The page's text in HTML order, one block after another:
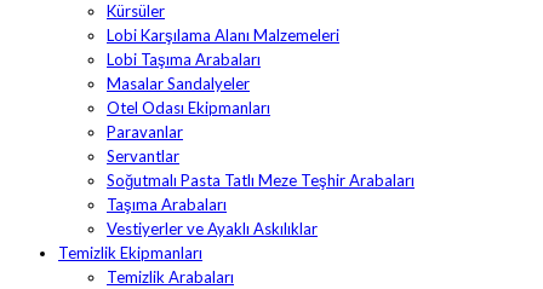
Kürsüler
Lobi Karşılama Alanı Malzemeleri
Lobi Taşıma Arabaları
Masalar Sandalyeler
Otel Odası Ekipmanları
Paravanlar
Servantlar
Soğutmalı Pasta Tatlı Meze Teşhir Arabaları
Taşıma Arabaları
Vestiyerler ve Ayaklı Askılıklar
Temizlik Ekipmanları
Temizlik Arabaları